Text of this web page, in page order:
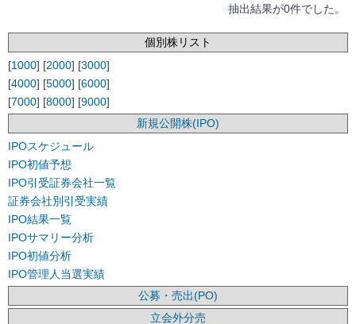
抽出結果が0件でした。
個別株リスト
[1000] [2000] [3000]
[4000] [5000] [6000]
[7000] [8000] [9000]
新規公開株(IPO)
IPOスケジュール
IPO初値予想
IPO引受証券会社一覧
証券会社別引受実績
IPO結果一覧
IPOサマリー分析
IPO初値分析
IPO管理人当選実績
公募・売出(PO)
立会外分売